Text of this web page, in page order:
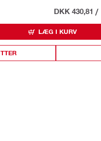
DKK 430,81 /
LÆG I KURV